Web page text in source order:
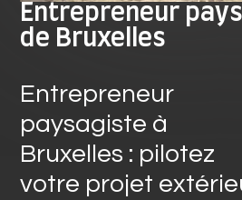
Entrepreneur
de Bruxelles
Entrepreneur
paysagiste à
Bruxelles : pilotez
votre projet